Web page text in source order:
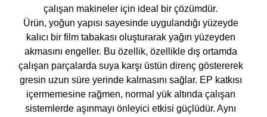
çalışan makineler için ideal bir çözümdür.
Ürün, yoğun yapısı sayesinde uygulandığı yüzeyde
kalıcı bir film tabakası oluşturarak yağın yüzeyden
akmasını engeller. Bu özellik, özellikle dış ortamda
çalışan parçalarda suya karşı üstün direnç göstererek
gresin uzun süre yerinde kalmasını sağlar. EP katkısı
içermemesine rağmen, normal yük altında çalışan
sistemlerde aşınmayı önleyici etkisi güçlüdür. Aynı